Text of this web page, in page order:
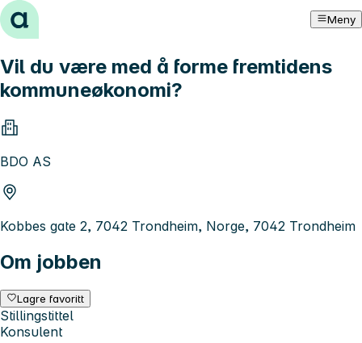
Hopp til innhold Meny
Vil du være med å forme fremtidens
kommuneøkonomi?
BDO AS
Kobbes gate 2, 7042 Trondheim, Norge, 7042 Trondheim
Om jobben
Lagre favoritt
Stillingstittel
Konsulent